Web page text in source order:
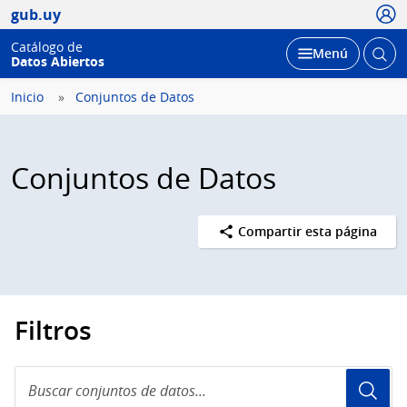
gub.uy
Catálogo de
Datos Abiertos
Desplegar
Menú Abrir
Inicio Conjuntos de Datos
Conjuntos de Datos
Compartir esta página
Filtros
conjuntos